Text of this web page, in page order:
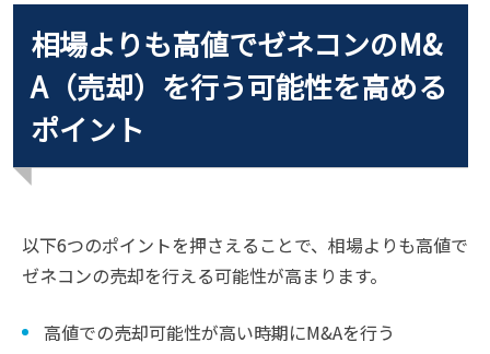
相場よりも高値でゼネコンのM&
A（売却）を行う可能性を高める
ポイント
以下6つのポイントを押さえることで、相場よりも高値で
ゼネコンの売却を行える可能性が高まります。
高値での売却可能性が高い時期にM&Aを行う